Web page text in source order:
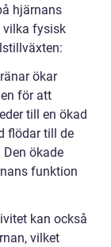
hjärnans
vilka fysisk
ökar
för att
till en ökad
flödar till de
ökade
funktion
kan också
vilket